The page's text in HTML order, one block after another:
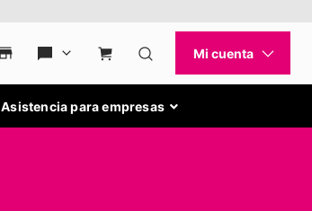
Asistencia para empresas